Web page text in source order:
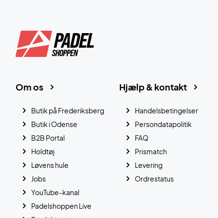
Hjælp & kontakt
Handelsbetingelser
Persondatapolitik
FAQ
Prismatch
Levering
Ordrestatus
Om os
Butik på Frederiksberg
Butik i Odense
B2B Portal
Holdtøj
Løvens hule
Jobs
YouTube-kanal
Padelshoppen Live